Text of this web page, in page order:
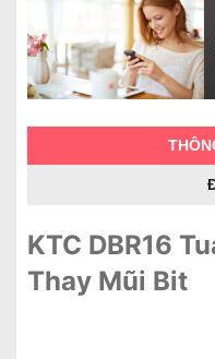
KTC DBR16
Thay Mũi Bit